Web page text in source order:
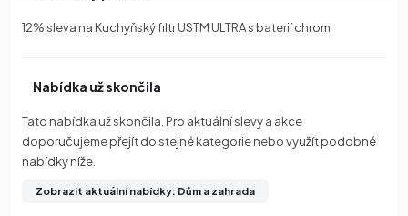
12% sleva na Kuchyňský filtr USTM ULTRA s baterií chrom
Nabídka už skončila
Tato nabídka už skončila. Pro aktuální slevy a akce
doporučujeme přejít do stejné kategorie nebo využít podobné
nabídky níže.
Zobrazit aktuální nabídky: Dům a zahrada